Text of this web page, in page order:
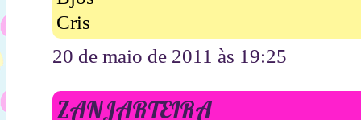
Cris
20 de maio de 2011 às 19:25
ZANJARTEIRA